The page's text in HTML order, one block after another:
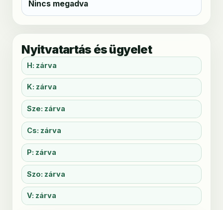
Nincs megadva
Nyitvatartás és ügyelet
H: zárva
K: zárva
Sze: zárva
Cs: zárva
P: zárva
Szo: zárva
V: zárva